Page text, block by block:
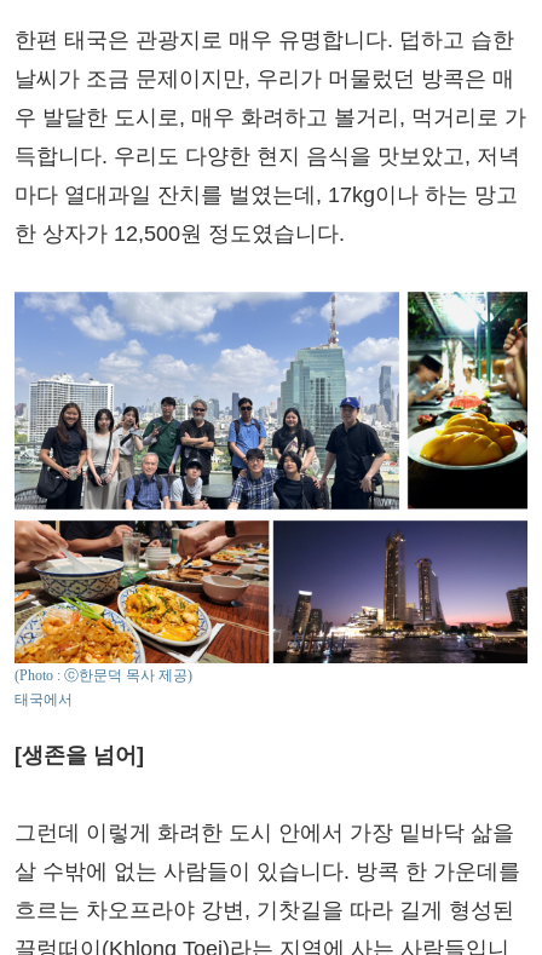
한편 태국은 관광지로 매우 유명합니다. 덥하고 습한
날씨가 조금 문제이지만, 우리가 머물렀던 방콕은 매
우 발달한 도시로, 매우 화려하고 볼거리, 먹거리로 가
득합니다. 우리도 다양한 현지 음식을 맛보았고, 저녁
마다 열대과일 잔치를 벌였는데, 17kg이나 하는 망고
한 상자가 12,500원 정도였습니다.
(Photo : ⓒ한문덕 목사 제공)
태국에서
[생존을 넘어]
그런데 이렇게 화려한 도시 안에서 가장 밑바닥 삶을
살 수밖에 없는 사람들이 있습니다. 방콕 한 가운데를
흐르는 차오프라야 강변, 기찻길을 따라 길게 형성된
끌렁떠이(Khlong Toei)라는 지역에 사는 사람들입니